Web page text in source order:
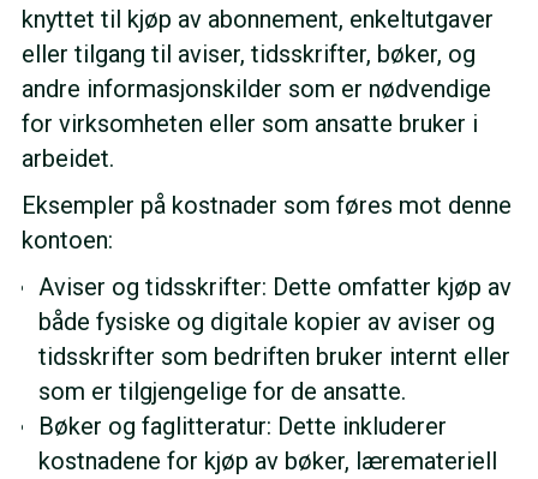
knyttet til kjøp av abonnement, enkeltutgaver
eller tilgang til aviser, tidsskrifter, bøker, og
andre informasjonskilder som er nødvendige
for virksomheten eller som ansatte bruker i
arbeidet.
Eksempler på kostnader som føres mot denne
kontoen:
Aviser og tidsskrifter: Dette omfatter kjøp av
både fysiske og digitale kopier av aviser og
tidsskrifter som bedriften bruker internt eller
som er tilgjengelige for de ansatte.
Bøker og faglitteratur: Dette inkluderer
kostnadene for kjøp av bøker, læremateriell